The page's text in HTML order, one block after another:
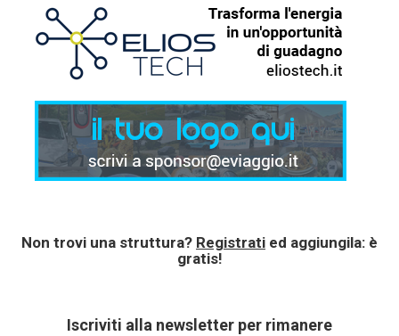
Non trovi una struttura? Registrati ed aggiungila: è
gratis!
Iscriviti alla newsletter per rimanere